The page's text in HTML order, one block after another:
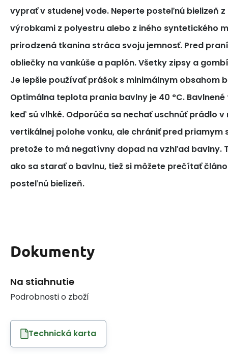
vyprať v studenej vode. Neperte posteľnú bielizeň
výrobkami z polyestru alebo z iného syntetického
prirodzená tkanina stráca svoju jemnosť. Pred
obliečky na vankúše a paplón. Všetky zipsy a
Je lepšie používať prášok s minimálnym obsahom
Optimálna teplota prania bavlny je 40 °C. Bavlnené
keď sú vlhké. Odporúča sa nechať uschnúť prádlo
vertikálnej polohe vonku, ale chrániť pred priamym
pretože to má negatívny dopad na vzhľad bavlny.
ako sa starať o bavlnu, tiež si môžete prečítať
posteľnú bielizeň.
Dokumenty
Na stiahnutie
Podrobnosti o zboží
Technická karta